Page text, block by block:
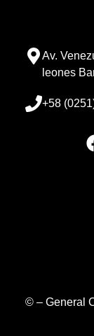
Av.
leones
+58
© – General